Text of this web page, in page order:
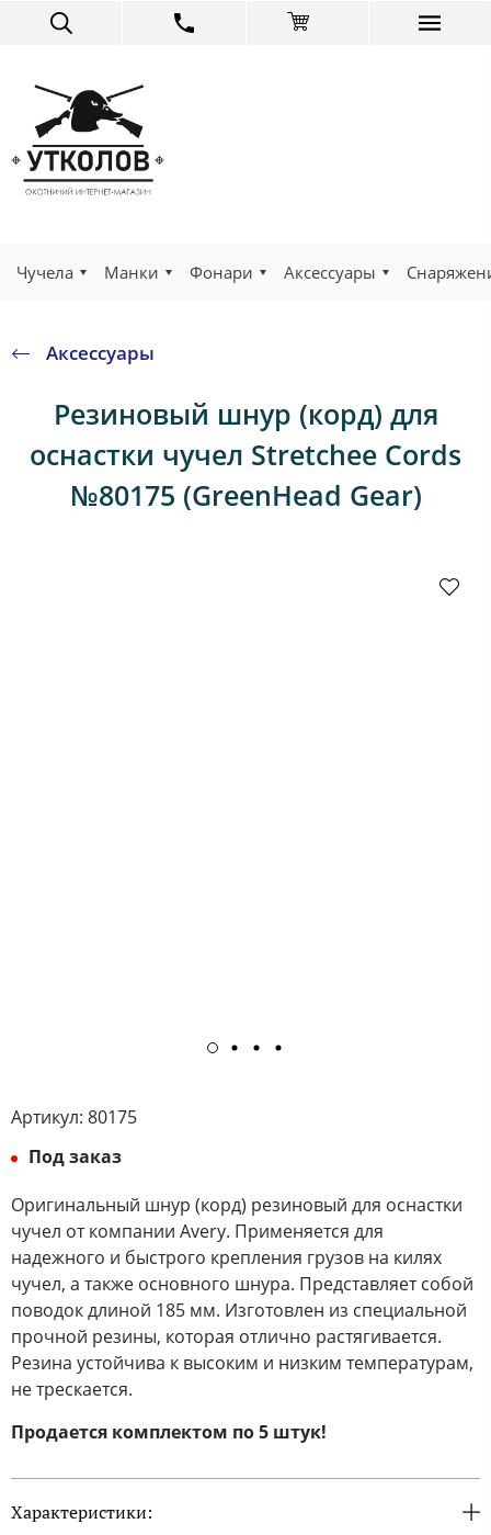
Чучела Манки Фонари Аксессуары
Аксессуары
Резиновый шнур (корд) для
оснастки чучел Stretchee Cords
№80175 (GreenHead Gear)
Артикул: 80175
Под заказ
Оригинальный шнур (корд) резиновый для оснастки
чучел от компании Avery. Применяется для
надежного и быстрого крепления грузов на килях
чучел, а также основного шнура. Представляет собой
поводок длиной 185 мм. Изготовлен из специальной
прочной резины, которая отлично растягивается.
Резина устойчива к высоким и низким температурам,
не трескается.
Продается комплектом по 5 штук!
Характеристики: